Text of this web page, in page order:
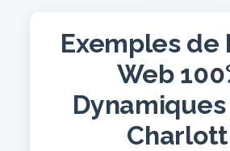
Exemples de
Web